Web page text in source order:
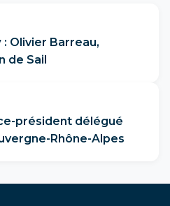
Olivier Barreau,
de Sail
président délégué
Rhône-Alpes